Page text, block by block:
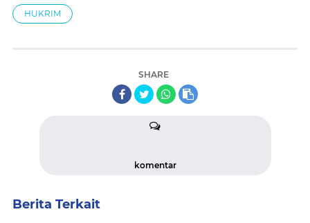
HUKRIM
SHARE
komentar
Berita Terkait